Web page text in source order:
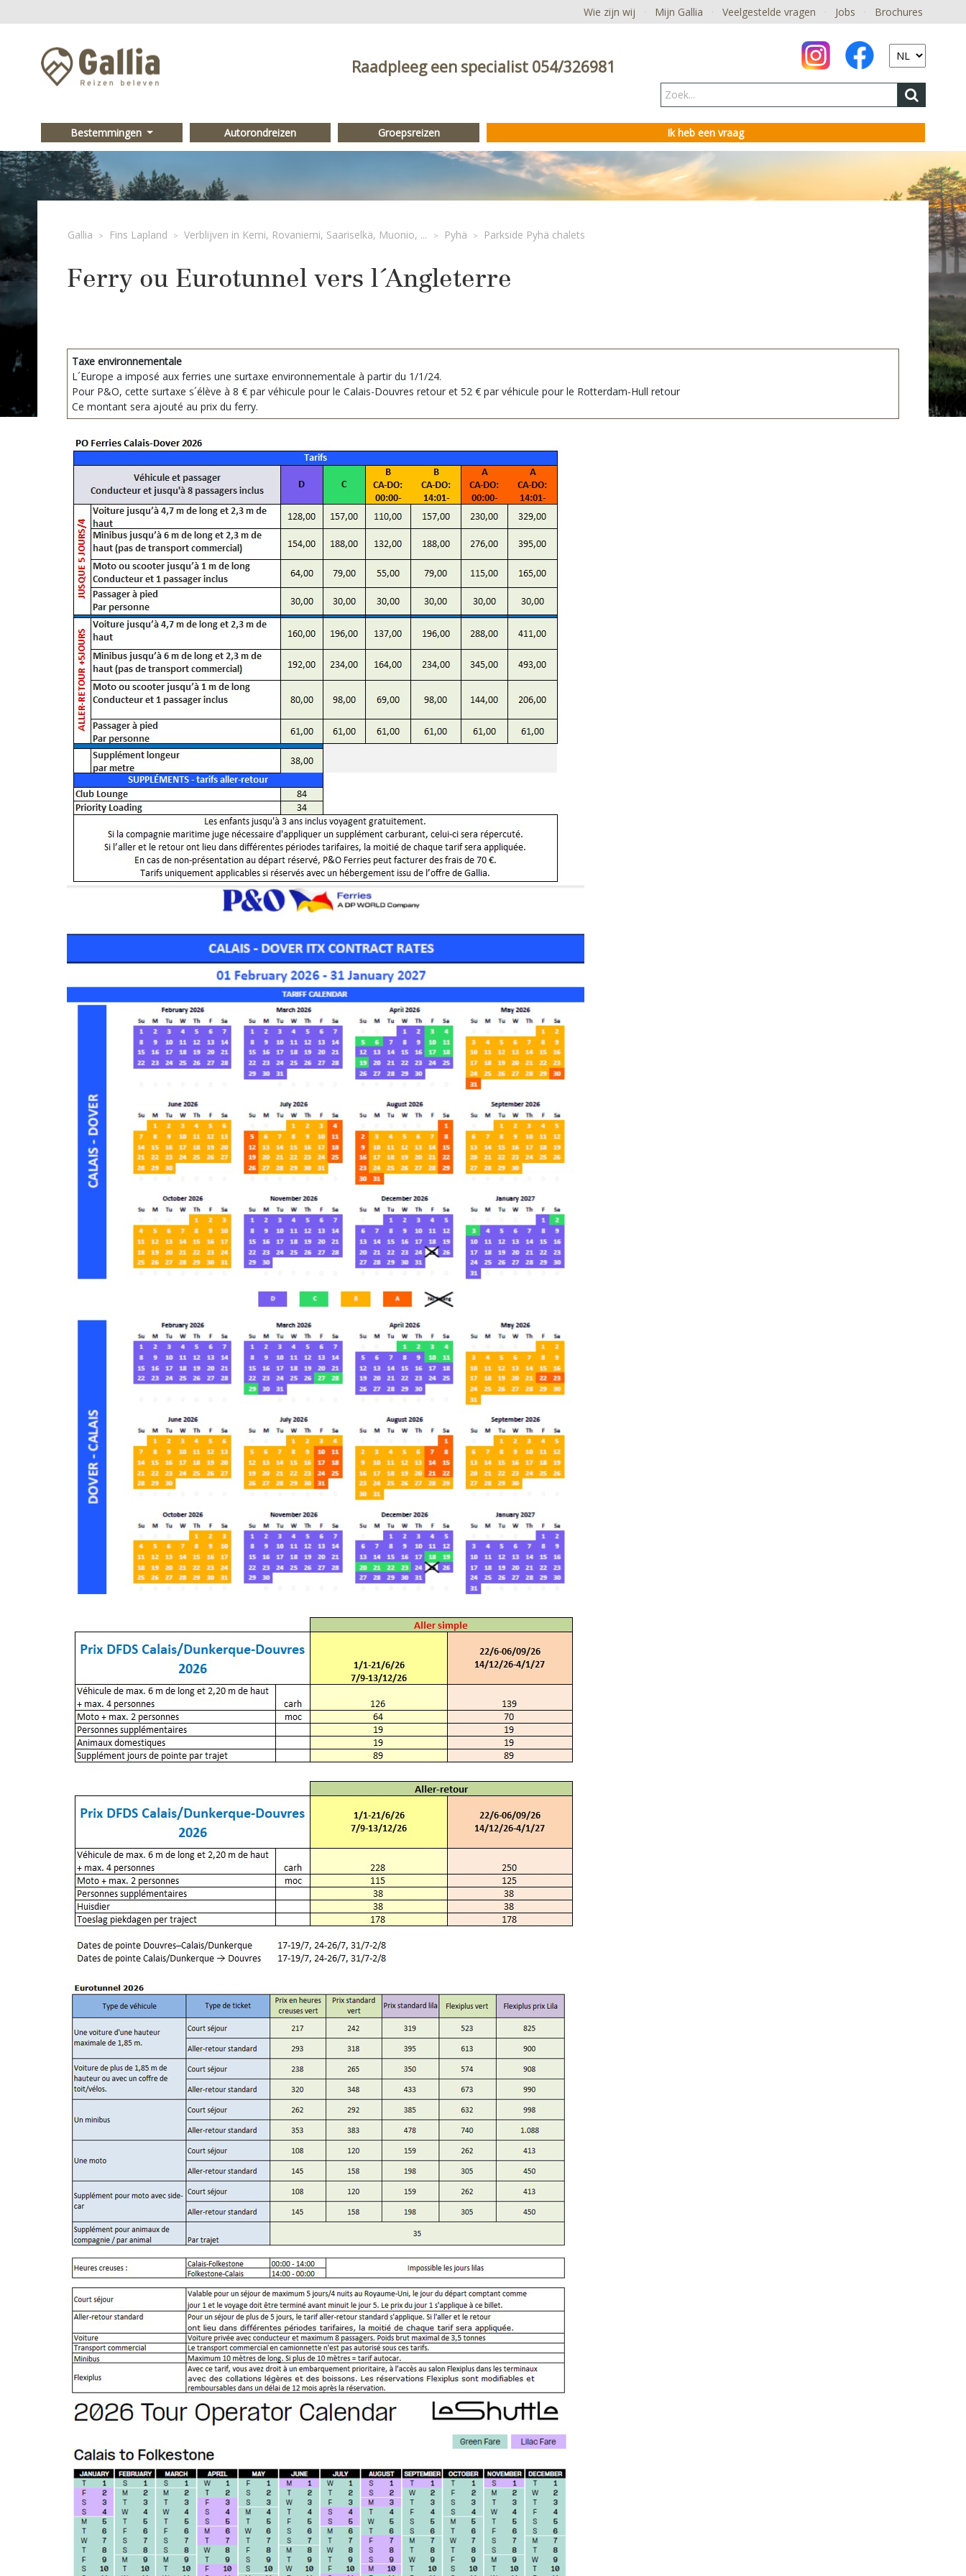
Wie zijn wij · Mijn Gallia · Veelgestelde vragen · Jobs · Brochures
Raadpleeg een specialist 054/326981
Bestemmingen Autorondreizen Groepsreizen Ik heb een vraag
Gallia > Fins Lapland > Verblijven in Kemi, Rovaniemi, Saariselkä, Muonio, ... > Pyhä > Parkside Pyhä chalets
Ferry ou Eurotunnel vers l´Angleterre
Taxe environnementale
L´Europe a imposé aux ferries une surtaxe environnementale à partir du 1/1/24.
Pour P&O, cette surtaxe s´élève à 8 € par véhicule pour le Calais-Douvres retour et 52 € par véhicule pour le Rotterdam-Hull retour
Ce montant sera ajouté au prix du ferry.